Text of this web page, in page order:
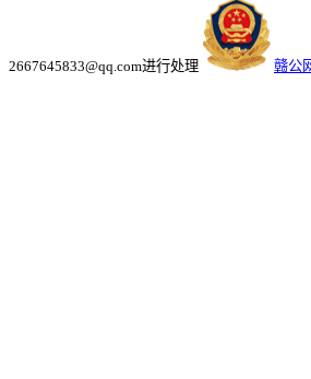
2667645833@qq.com进行处理 赣公